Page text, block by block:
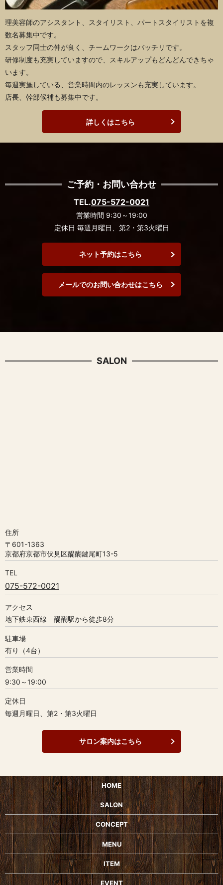
理美容師のアシスタント、スタイリスト、パートスタイリストを複
数名募集中です。
スタッフ同士の仲が良く、チームワークはバッチリです。
研修制度も充実していますので、スキルアップもどんどんできちゃ
います。
毎週実施している、営業時間内のレッスンも充実しています。
店長、幹部候補も募集中です。
詳しくはこちら
ご予約・お問い合わせ
TEL.075-572-0021
営業時間 9:30～19:00
定休日 毎週月曜日、第2・第3火曜日
ネット予約はこちら
メールでのお問い合わせはこちら
SALON
住所
〒601-1363
京都府京都市伏見区醍醐鍵尾町13-5
TEL
075-572-0021
アクセス
地下鉄東西線 醍醐駅から徒歩8分
駐車場
有り（4台）
営業時間
9:30～19:00
定休日
毎週月曜日、第2・第3火曜日
サロン案内はこちら
HOME
SALON
CONCEPT
MENU
ITEM
EVENT